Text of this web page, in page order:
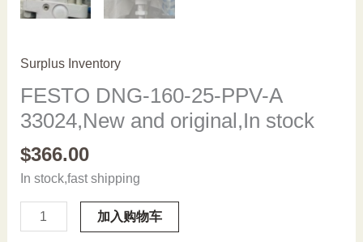
Surplus Inventory
FESTO DNG-160-25-PPV-A
33024,New and original,In stock
$366.00
In stock,fast shipping
FESTO
DNG-
加入购物车